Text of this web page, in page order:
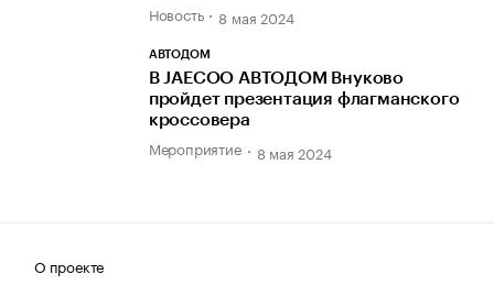
Новость 8 мая 2024
АВТОДОМ
В JAECOO АВТОДОМ Внуково
пройдет презентация флагманского
кроссовера
Мероприятие 8 мая 2024
О проекте